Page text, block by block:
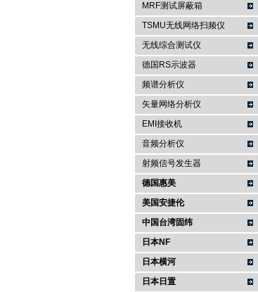
MRF测试屏蔽箱
TSMU无线网络扫频仪
无线综合测试仪
德国RS示波器
频谱分析仪
矢量网络分析仪
EMI接收机
音频分析仪
射频信号发生器
德国惠美
美国安捷伦
中国台湾固纬
日本NF
日本横河
日本日置